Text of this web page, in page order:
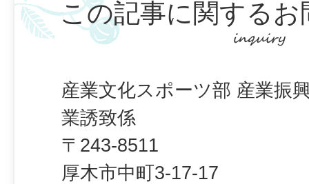
この記事に関するお
産業文化スポーツ部 産業振
業誘致係
〒243-8511
厚木市中町3-17-17